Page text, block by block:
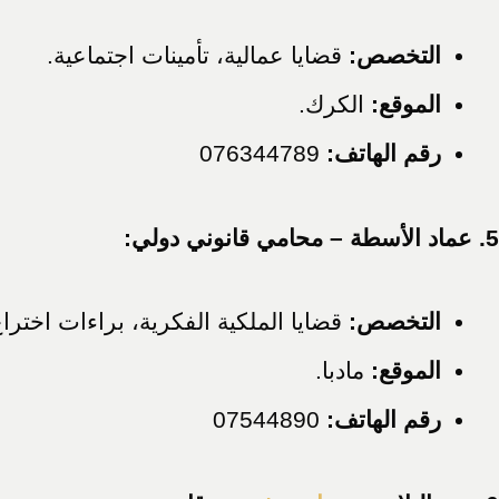
التخصص: قضايا عمالية، تأمينات اجتماعية.
الموقع:
الكرك.
رقم الهاتف:
5. عماد الأسطة – محامي قانوني دولي:
التخصص: قضايا الملكية الفكرية، براءات
الموقع: مادبا.
رقم الهاتف: